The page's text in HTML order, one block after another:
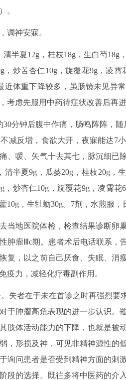
。
调神安寐。
半夏12g，桂枝18g，生白芍18g
，炒苦杏仁10g，旋覆花9g，凌
近体重下降较多，虽肠镜未见异
考虑先服用中药待症状改善后再进
30分钟后腹中作痛，肠鸣阵阵，
减反增，食欲大开，夜寐能达7
、嗳、矢气十去其七，脉沉细已
半夏9g，瓜蒌20g，桂枝20g，
，炒杏仁10g，旋覆花9g，凌霄
10g，生牡蛎30g。7剂，水煎服
当地医院体检，检查结果诊断卵
肿瘤Ⅲc期。患者术后电话联系，
复，以之前自己厌食、失眠、消
疫力，减轻化疗毒副作用。
失者在于未在首诊之时再强烈
于肿瘤高危表现的进一步认识。
肢体活动能力的下降，也就是被
，形损及神，可见非精神源性的
询问患者是否受到精神方面的刺
段的选择。既往多将中医药的介